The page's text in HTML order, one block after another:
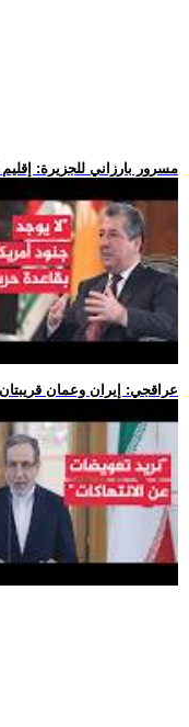
.. مسرور بارزاني للجزيرة:
.. عراقجي: إيران وعمان